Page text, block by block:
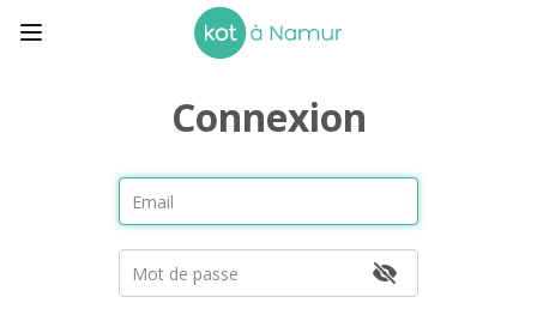
Connexion